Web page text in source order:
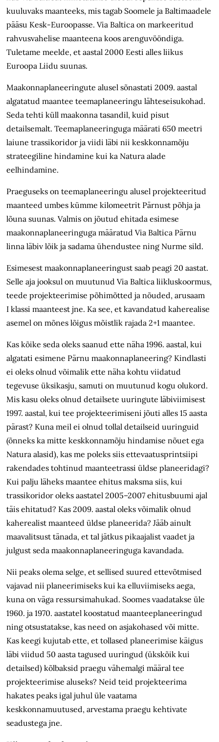
kuuluvaks maanteeks, mistagab Soomele ja Baltimaadele
pääsu Kesk-Euroopasse. Via Baltica on markeeritud
rahvusvahelise maanteena koos arenguvööndiga.
Tuletame meelde, et aastal 2000 Eesti alles liikus
Euroopa Liidu suunas.
Maakonnaplaneeringute alusel sõnastati 2009. aastal
algatatud maantee teemaplaneeringu lähteseisukohad.
Seda tehti küll maakonna tasandil, kuid pisut
detailsemalt. Teemaplaneeringuga määrati 650 meetri
laiune trassikoridor ja viidi läbi nii keskkonnamõju
strateegiline hindamine kui ka Natura alade
eelhindamine.
Praeguseks on teemaplaneeringu alusel projekteeritud
maanteed umbes kümme kilomeetrit Pärnust põhja ja
lõuna suunas.Valmis on jõutud ehitada esimese
maakonnaplaneeringuga määratud Via Baltica Pärnu
linna läbiv lõik ja sadama ühendustee ning Nurme sild.
Esimesest maakonnaplaneeringust saab peagi 20 aastat.
Selle aja jooksul on muutunud Via Baltica liikluskoormus,
teede projekteerimise põhimõtted ja nõuded, arusaam
I klassi maanteest jne. Ka see, et kavandatud kaherealise
asemel on mõnes lõigus mõistlik rajada 2+1 maantee.
Kas kõike seda oleks saanud ette näha 1996. aastal, kui
algatati esimene Pärnu maakonnaplaneering? Kindlasti
ei oleks olnud võimalik ette näha kohtu viidatud
tegevuse üksikasju, samuti on muutunud kogu olukord.
Mis kasu oleks olnud detailsete uuringute läbiviimisest
1997. aastal, kui tee projekteerimiseni jõuti alles 15 aasta
pärast? Kuna meil ei olnud tollal detailseid uuringuid
(õnneks ka mitte keskkonnamõju hindamise nõuet ega
Natura alasid), kas me poleks siis ettevaatusprintsiipi
rakendades tohtinud maanteetrassi üldse planeeridagi?
Kui palju läheks maantee ehitus maksma siis, kui
trassikoridor oleks aastatel 2005–2007 ehitusbuumi ajal
täis ehitatud? Kas 2009. aastal oleks võimalik olnud
kaherealist maanteedüldse planeerida? Jääb ainult
maavalitsust tänada, et tal jätkus pikaajalist vaadet ja
julgust seda maakonnaplaneeringuga kavandada.
Nii peaks olema selge, et sellised suured ettevõtmised
vajavad nii planeerimiseks kui ka elluviimiseks aega,
kuna on väga ressursimahukad. Soomes vaadatakse üle
1960. ja 1970. aastatel koostatud maanteeplaneeringud
ning otsustatakse, kas need on asjakohased või mitte.
Kas keegi kujutab ette, et tollased planeerimise käigus
läbi viidud 50 aasta tagused uuringud (ükskõik kui
detailsed) kõlbaksid praegu vähemalgi määral tee
projekteerimise aluseks? Neid teid projekteerima
hakates peaks igal juhul üle vaatama
keskkonnamuutused, arvestama praegu kehtivate
seadustega jne.